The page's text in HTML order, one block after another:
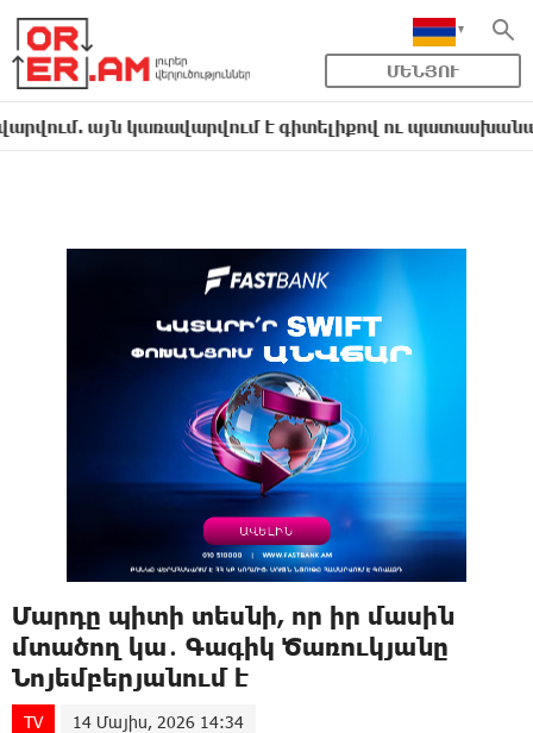
ՄԵՆՅՈՒ
կառավարվում է գիտելիքով ու
Մարդը պիտի տեսնի, որ իր մասին
մտածող կա․ Գագիկ Ծառուկյանը
Նոյեմբերյանում է
TV 14 Մայիս, 2026 14:34